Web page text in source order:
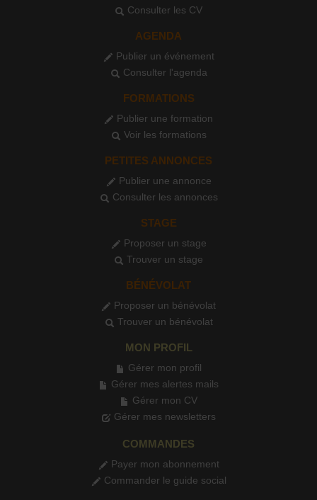
Consulter les CV
AGENDA
Publier un événement
Consulter l'agenda
FORMATIONS
Publier une formation
Voir les formations
PETITES ANNONCES
Publier une annonce
Consulter les annonces
STAGE
Proposer un stage
Trouver un stage
BÉNÉVOLAT
Proposer un bénévolat
Trouver un bénévolat
MON PROFIL
Gérer mon profil
Gérer mes alertes mails
Gérer mon CV
Gérer mes newsletters
COMMANDES
Payer mon abonnement
Commander le guide social